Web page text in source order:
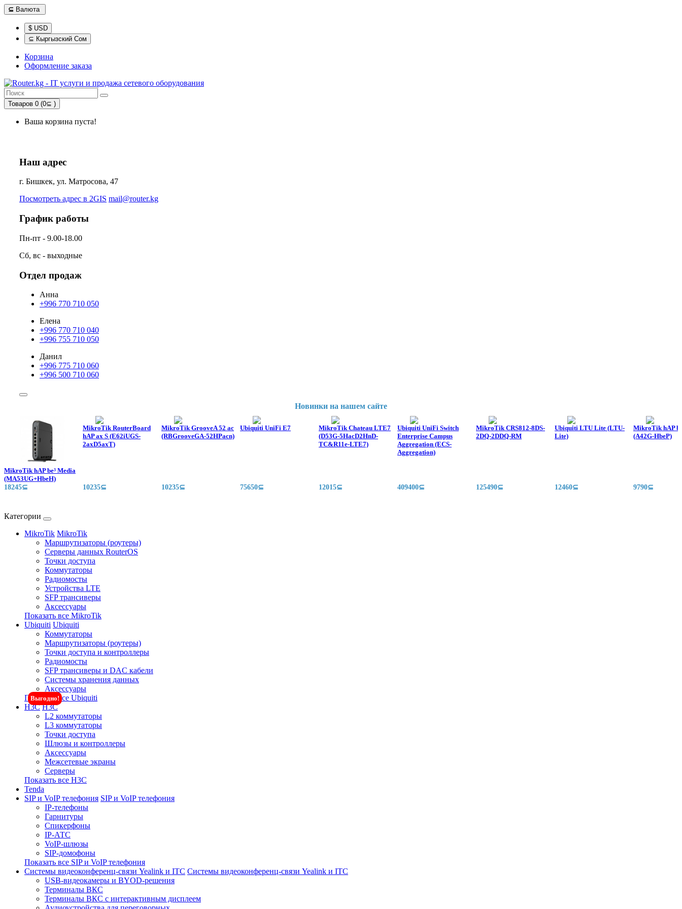
⊆ Валюта
$ USD
⊆ Кыргызский Сом
Корзина
Оформление заказа
Товаров 0 (0⊆ )
Ваша корзина пуста!
Наш адрес
г. Бишкек, ул. Матросова, 47
Посмотреть адрес в 2GIS mail@router.kg
График работы
Пн-пт - 9.00-18.00
Сб, вс - выходные
Отдел продаж
Анна
+996 770 710 050
Елена
+996 770 710 040
+996 755 710 050
Данил
+996 775 710 060
+996 500 710 060
Новинки на нашем сайте
MikroTik hAP be³ Media
(MA53UG+HbeH)
18245⊆
MikroTik RouterBoard
hAP ax S (E62iUGS-
2axD5axT)
10235⊆
MikroTik GrooveA 52 ac
(RBGrooveGA-52HPacn)
10235⊆
Ubiquiti UniFi E7
75650⊆
MikroTik Chateau LTE7
(D53G-5HacD2HnD-
TC&R11e-LTE7)
12015⊆
Ubiquiti UniFi Switch
Enterprise Campus
Aggregation (ECS-
Aggregation)
409400⊆
MikroTik CRS812-8DS-
2DQ-2DDQ-RM
125490⊆
Ubiquiti LTU Lite (LTU-
Lite)
12460⊆
MikroTik hAP
(A42G-HbeP)
9790⊆
Категории
MikroTik MikroTik
Маршрутизаторы (роутеры)
Серверы данных RouterOS
Точки доступа
Коммутаторы
Радиомосты
Устройства LTE
SFP трансиверы
Аксессуары
Показать все MikroTik
Ubiquiti Ubiquiti
Коммутаторы
Маршрутизаторы (роутеры)
Точки доступа и контроллеры
Радиомосты
SFP трансиверы и DAC кабели
Системы хранения данных
Аксессуары
Показать все Ubiquiti
H3C
Выгодно!
H3C
L2 коммутаторы
L3 коммутаторы
Точки доступа
Шлюзы и контроллеры
Аксессуары
Межсетевые экраны
Серверы
Показать все H3C
Tenda
SIP и VoIP телефония SIP и VoIP телефония
IP-телефоны
Гарнитуры
Спикерфоны
IP-АТС
VoIP-шлюзы
SIP-домофоны
Показать все SIP и VoIP телефония
Системы видеоконференц-связи Yealink и ITC Системы видеоконференц-связи Yealink и ITC
USB-видеокамеры и BYOD-решения
Терминалы ВКС
Терминалы ВКС с интерактивным дисплеем